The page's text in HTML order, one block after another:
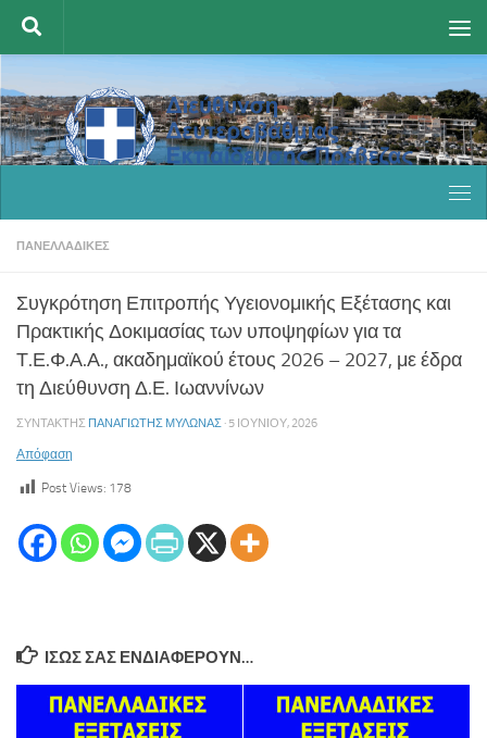
Skip to content
ΠΑΝΕΛΛΑΔΙΚΈΣ
Συγκρότηση Επιτροπής Υγειονομικής Εξέτασης και
Πρακτικής Δοκιμασίας των υποψηφίων για τα
Τ.Ε.Φ.Α.Α., ακαδημαϊκού έτους 2026 – 2027, με έδρα
τη Διεύθυνση Δ.Ε. Ιωαννίνων
ΣΥΝΤΆΚΤΗΣ ΠΑΝΑΓΙΏΤΗΣ ΜΥΛΩΝΆΣ · 5 ΙΟΥΝΊΟΥ, 2026
Απόφαση
Post Views: 178
ΊΣΩΣ ΣΑΣ ΕΝΔΙΑΦΈΡΟΥΝ…